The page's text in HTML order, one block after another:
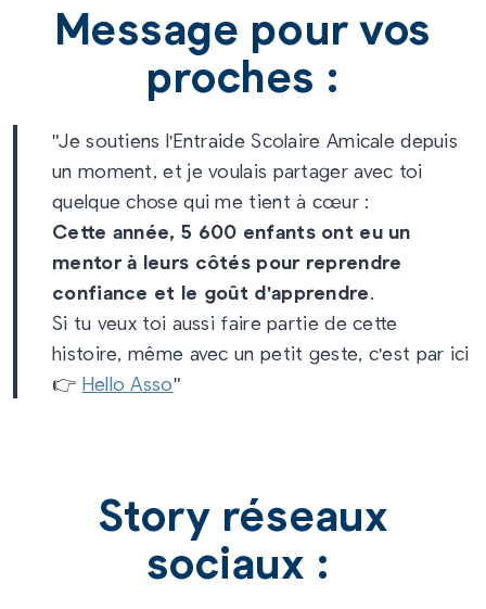
Message pour vos
proches :
"Je soutiens l'Entraide Scolaire Amicale depuis
un moment, et je voulais partager avec toi
quelque chose qui me tient à cœur :
Cette année, 5 600 enfants ont eu un
mentor à leurs côtés pour reprendre
confiance et le goût d'apprendre.
Si tu veux toi aussi faire partie de cette
histoire, même avec un petit geste, c'est par ici
👉 Hello Asso"
Story réseaux
sociaux :